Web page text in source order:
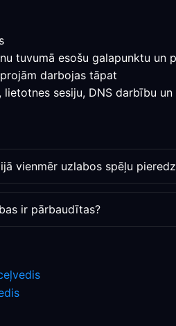
tuvumā esošu galapunktu
darbojas tāpat
sesiju, DNS darbību
vienmēr uzlabos spēļu
ir pārbaudītas?